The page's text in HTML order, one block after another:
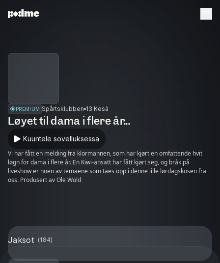
PREMIUM Spårtsklubben 13 Kesä
Løyet til dama i flere år...
Kuuntele sovelluksessa
Vi har fått en melding fra klormannen, som har kjørt en omfattende hvit
løgn for dama i flere år. En Kiwi-ansatt har fått kjørt seg, og bråk på
liveshow er noen av temaene som taes opp i denne lille lørdagskosen fra
oss. Produsert av Ole Wold
Jaksot (184)